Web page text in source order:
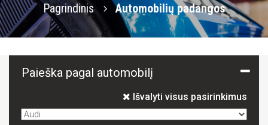
Pagrindinis Automobilių padangos
Paieška pagal automobilį
Išvalyti visus pasirinkimus